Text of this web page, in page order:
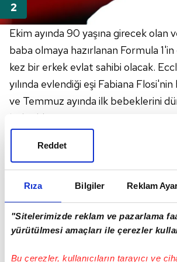
Rıza Bilgiler Reklam
"Sitelerimizde reklam ve pazarlama
yürütülmesi amaçları ile çerezler
Bu çerezler, kullanıcıların tarayıcı ve
Reddet
Ekim ayında 90 yaşına girecek olan
baba olmaya hazırlanan Formula
kez bir erkek evlat sahibi olacak.
yılında evlendiği eşi Fabiana
ve Temmuz ayında ilk bebeklerini
belirtildi.